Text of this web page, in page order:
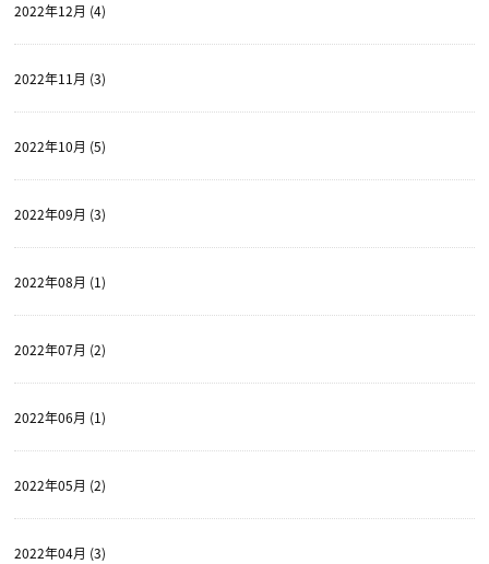
2022年12月 (4)
2022年11月 (3)
2022年10月 (5)
2022年09月 (3)
2022年08月 (1)
2022年07月 (2)
2022年06月 (1)
2022年05月 (2)
2022年04月 (3)